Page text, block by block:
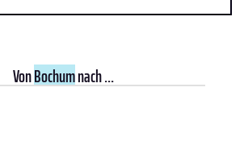
VonBochumnach ...